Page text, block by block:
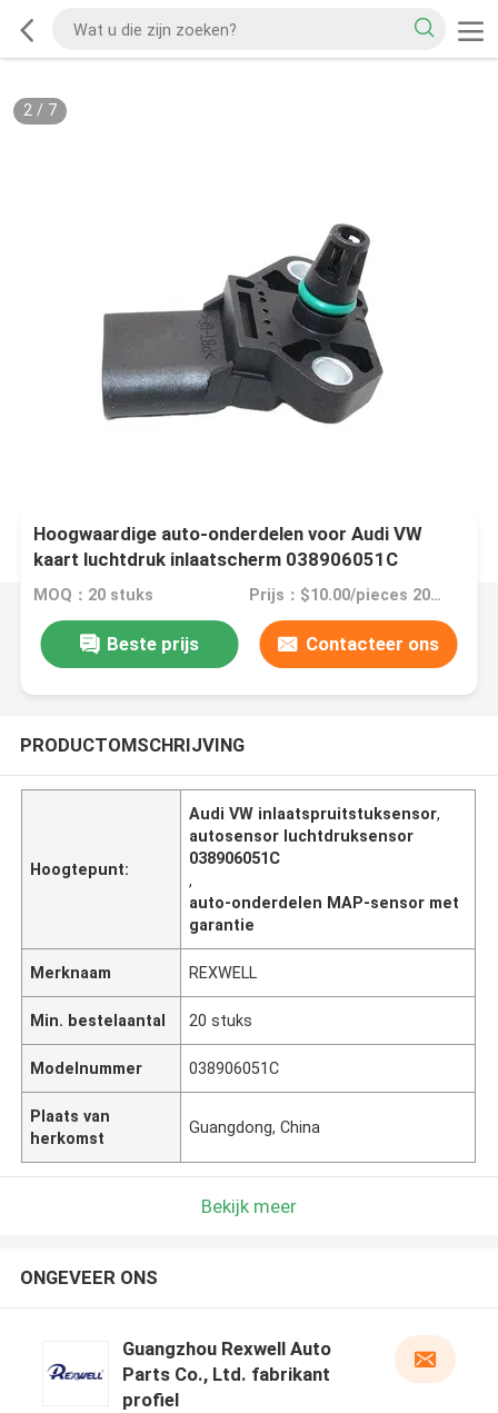
2/ 7
Hoogwaardige auto-onderdelen voor Audi VW
kaart luchtdruk inlaatscherm 038906051C
MOQ：20 stuks Prijs：$10.00/pieces 20-199 pieces
Beste prijs Contacteer ons
PRODUCTOMSCHRIJVING
Hoogtepunt:
Audi VW inlaatspruitstuksensor,
autosensor luchtdruksensor
038906051C
,
auto-onderdelen MAP-sensor met
garantie
Merknaam REXWELL
Min. bestelaantal 20 stuks
Modelnummer 038906051C
Plaats van
herkomst
Guangdong, China
Bekijk meer
ONGEVEER ONS
Guangzhou Rexwell Auto
Parts Co., Ltd. fabrikant
profiel